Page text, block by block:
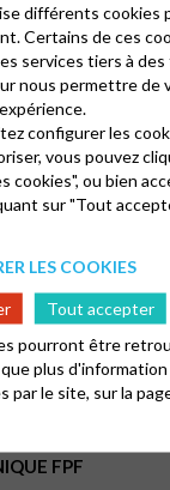
ÉGLISES
du Haut
FPF
différents cookies
Certains de ces
services tiers à des
nous permettre de
configurer les
vous pouvez
cookies", ou bien
sur "Tout
LES COOKIES
Tout accepter
pourront être
plus d'information
par le site, sur la